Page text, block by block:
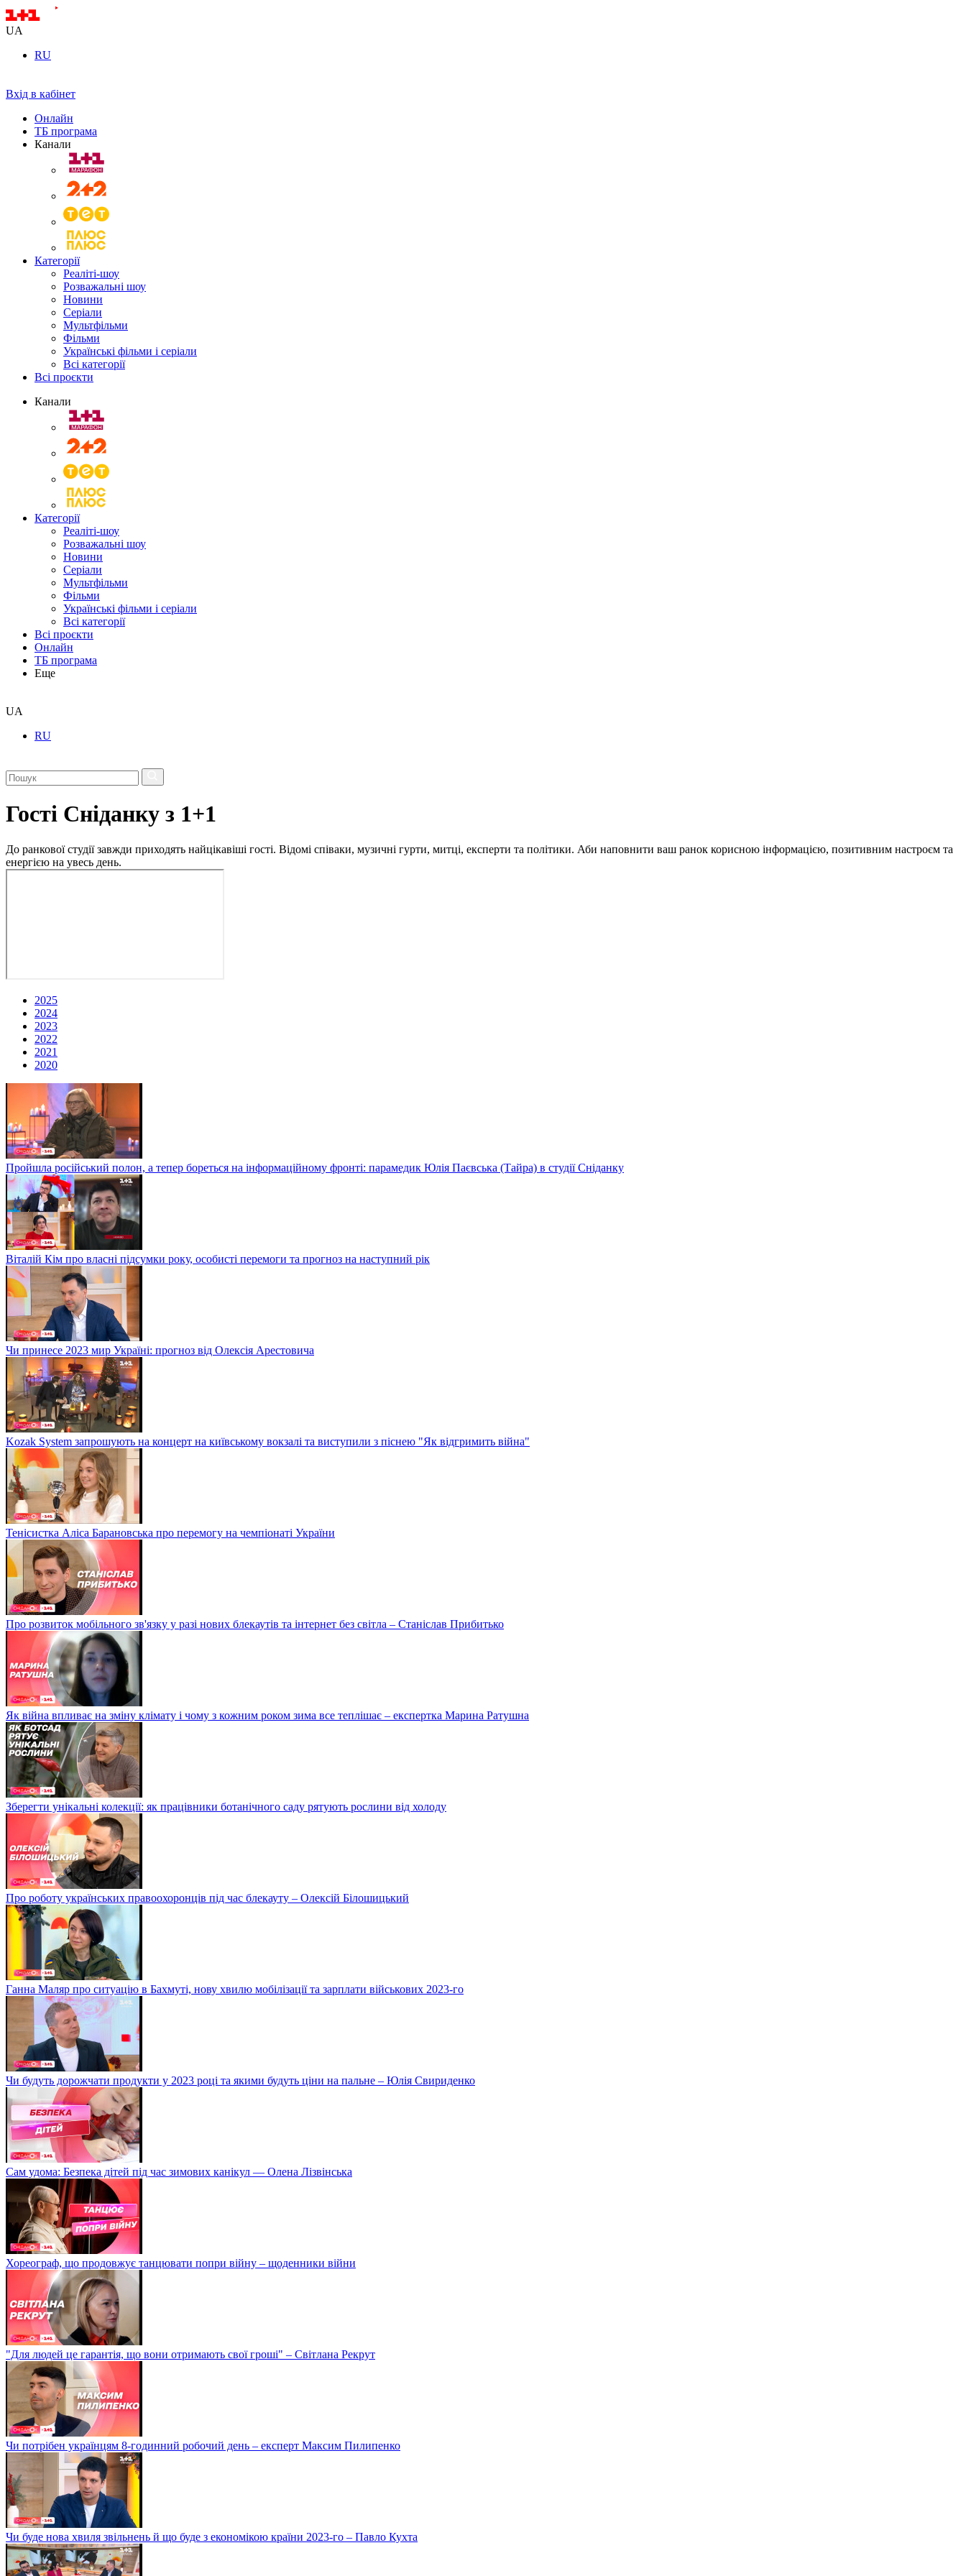
UA
RU
Вхід в кабінет
Онлайн
ТБ програма
Канали
Категорії
Реаліті-шоу
Розважальні шоу
Новини
Серіали
Мультфільми
Фільми
Українські фільми і серіали
Всі категорії
Всі проєкти
Канали
Категорії
Реаліті-шоу
Розважальні шоу
Новини
Серіали
Мультфільми
Фільми
Українські фільми і серіали
Всі категорії
Всі проєкти
Онлайн
ТБ програма
Еще
UA
RU
Гості Сніданку з 1+1
До ранкової студії завжди приходять найцікавіші гості. Відомі співаки, музичні гурти, митці, експерти та політики. Аби наповнити ваш ранок корисною інформацією, позитивним настроєм та
енергією на увесь день.
2025
2024
2023
2022
2021
2020
Пройшла російський полон, а тепер бореться на інформаційному фронті: парамедик Юлія Паєвська (Тайра) в студії Сніданку
Віталій Кім про власні підсумки року, особисті перемоги та прогноз на наступний рік
Чи принесе 2023 мир Україні: прогноз від Олексія Арестовича
Kozak System запрошують на концерт на київському вокзалі та виступили з піснею "Як відгримить війна"
Тенісистка Аліса Барановська про перемогу на чемпіонаті України
Про розвиток мобільного зв'язку у разі нових блекаутів та інтернет без світла – Станіслав Прибитько
Як війна впливає на зміну клімату і чому з кожним роком зима все теплішає – експертка Марина Ратушна
Зберегти унікальні колекції: як працівники ботанічного саду рятують рослини від холоду
Про роботу українських правоохоронців під час блекауту – Олексій Білошицький
Ганна Маляр про ситуацію в Бахмуті, нову хвилю мобілізації та зарплати військових 2023-го
Чи будуть дорожчати продукти у 2023 році та якими будуть ціни на пальне – Юлія Свириденко
Сам удома: Безпека дітей під час зимових канікул — Олена Лізвінська
Хореограф, що продовжує танцювати попри війну – щоденники війни
"Для людей це гарантія, що вони отримають свої гроші" – Світлана Рекрут
Чи потрібен українцям 8-годинний робочий день – експерт Максим Пилипенко
Чи буде нова хвиля звільнень й що буде з економікою країни 2023-го – Павло Кухта